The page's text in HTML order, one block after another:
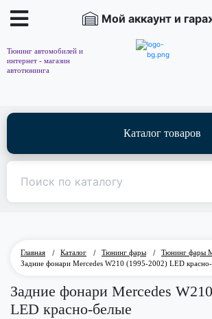
Мой аккаунт и
Тюнинг автомобилей и
интернет - магазин
автотюнинга
Каталог товаров
Главная / Каталог / Тюнинг фары / Тюнинг фары
Задние фонари Mercedes W210 (1995-2002) LED
Задние фонари Mercedes
LED красно-белые